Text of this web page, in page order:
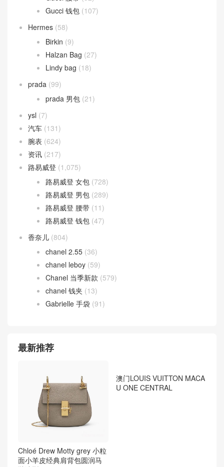
Celine(157)
Belt Bag 鲶鱼包
Celine 钱包
LUGGAGE 笑脸包
TEEN CLASSIC
Dior
(327)
DIOR BOBBY
(2)
Montaigne 蒙田包
Saddle 马鞍包
Fendi (248)
Fendi 女包(169)
Fendi 男包
(79)
Goyard(75)
Saigon 西贡包 (21)
Gucci(720)
Gucci 女包
Gucci 男包(85)
Gucci 腰带(52)
Gucci 钱包(107)
Hermes(58)
Birkin(9)
prada(99)
(7)
汽车(131)
腕表 (624)
资讯(217)
路易威登 女包(728)
路易威登 男包(289)